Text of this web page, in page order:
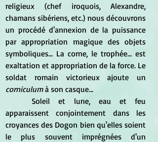
religieux (chef iroquois, Alexandre,
chamans sibériens, etc.) nous découvrons
un procédé d'annexion de la puissance
par appropriation magique des objets
symboliques... La corne, le trophée... est
exaltation et appropriation de la force. Le
corniculum à son casque...
apparaissent conjointement dans les
croyances des Dogon bien qu'elles soient
le plus souvent imprégnées d'un